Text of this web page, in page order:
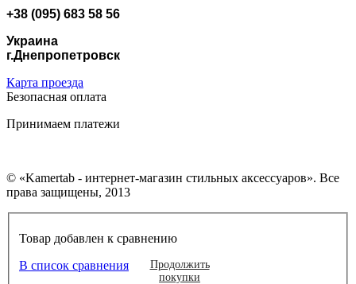
+38 (095) 683 58 56
Украина
г.Днепропетровск
Карта проезда
Безопасная оплата
Принимаем платежи
© «Kamertab - интернет-магазин стильных аксессуаров». Все
права защищены, 2013
Товар добавлен к сравнению
В список сравнения
Продолжить
покупки